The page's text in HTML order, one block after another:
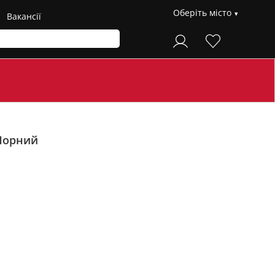
Вакансії Оберіть місто